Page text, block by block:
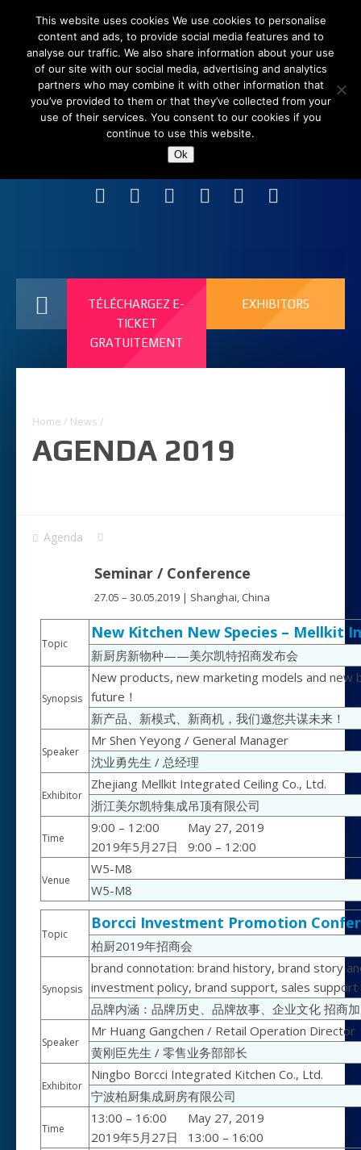
Shanghai New International Expo Centre (SNIEC),
China
TÉLÉCHARGEZ E-
TICKET
GRATUITEMENT
EXHIBITORS
Home / News /
AGENDA 2019
Agenda
Seminar / Conference
27.05 – 30.05.2019 | Shanghai, China
Topic
New Kitchen New Species – Mellkit
新厨房新物种——美尔凯特招商发布会
Synopsis
New products, new marketing models and
future！
新产品、新模式、新商机，我们邀您共谋未来！
Speaker
Mr Shen Yeyong / General Manager
沈业勇先生 / 总经理
Exhibitor
Zhejiang Mellkit Integrated Ceiling Co., Ltd.
浙江美尔凯特集成吊顶有限公司
Time
9:00 – 12:00
May 27, 2019
2019年5月27日
9:00 – 12:00
Venue
W5-M8
W5-M8
Topic
Borcci Investment Promotion
柏厨2019年招商会
Synopsis
brand connotation: brand history, brand story
investment policy, brand support, sales
品牌内涵：品牌历史、品牌故事、企业文化 招商
Speaker
Mr Huang Gangchen / Retail Operation Director
黄刚臣先生 / 零售业务部部长
Exhibitor
Ningbo Borcci Integrated Kitchen Co., Ltd.
宁波柏厨集成厨房有限公司
Time
13:00 – 16:00
May 27, 2019
2019年5月27日
13:00 – 16:00
This website uses cookies We use cookies to personalise
content and ads, to provide social media features and to
analyse our traffic. We also share information about your use
of our site with our social media, advertising and analytics
partners who may combine it with other information that
you’ve provided to them or that they’ve collected from your
use of their services. You consent to our cookies if you
continue to use this website.
Ok